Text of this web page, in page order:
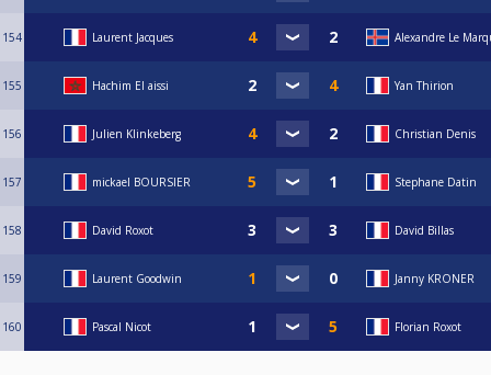
154 Laurent Jacques Alexandre Le
155 Hachim El aissi Yan Thirion
156 Julien Klinkeberg Christian Denis
157 mickael BOURSIER Stephane Datin
158 David Roxot David Billas
159 Laurent Goodwin Janny KRONER
160 Pascal Nicot Florian Roxot